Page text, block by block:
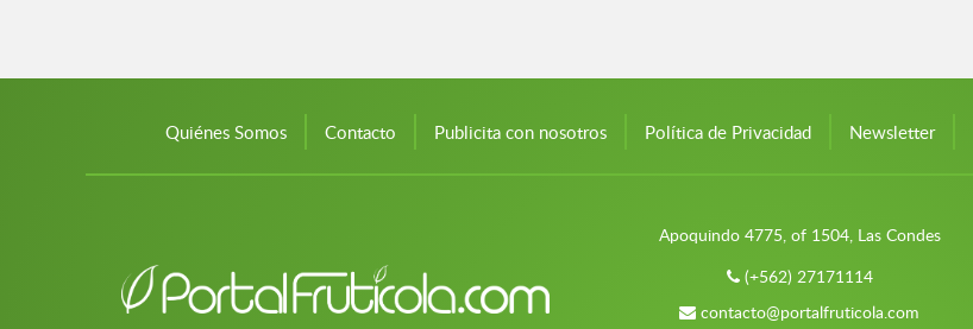
Quiénes Somos Contacto Publicita con nosotros Política de Privacidad Newsletter
Apoquindo 4775, of 1504, Las Condes
(+562) 27171114
contacto@portalfruticola.com